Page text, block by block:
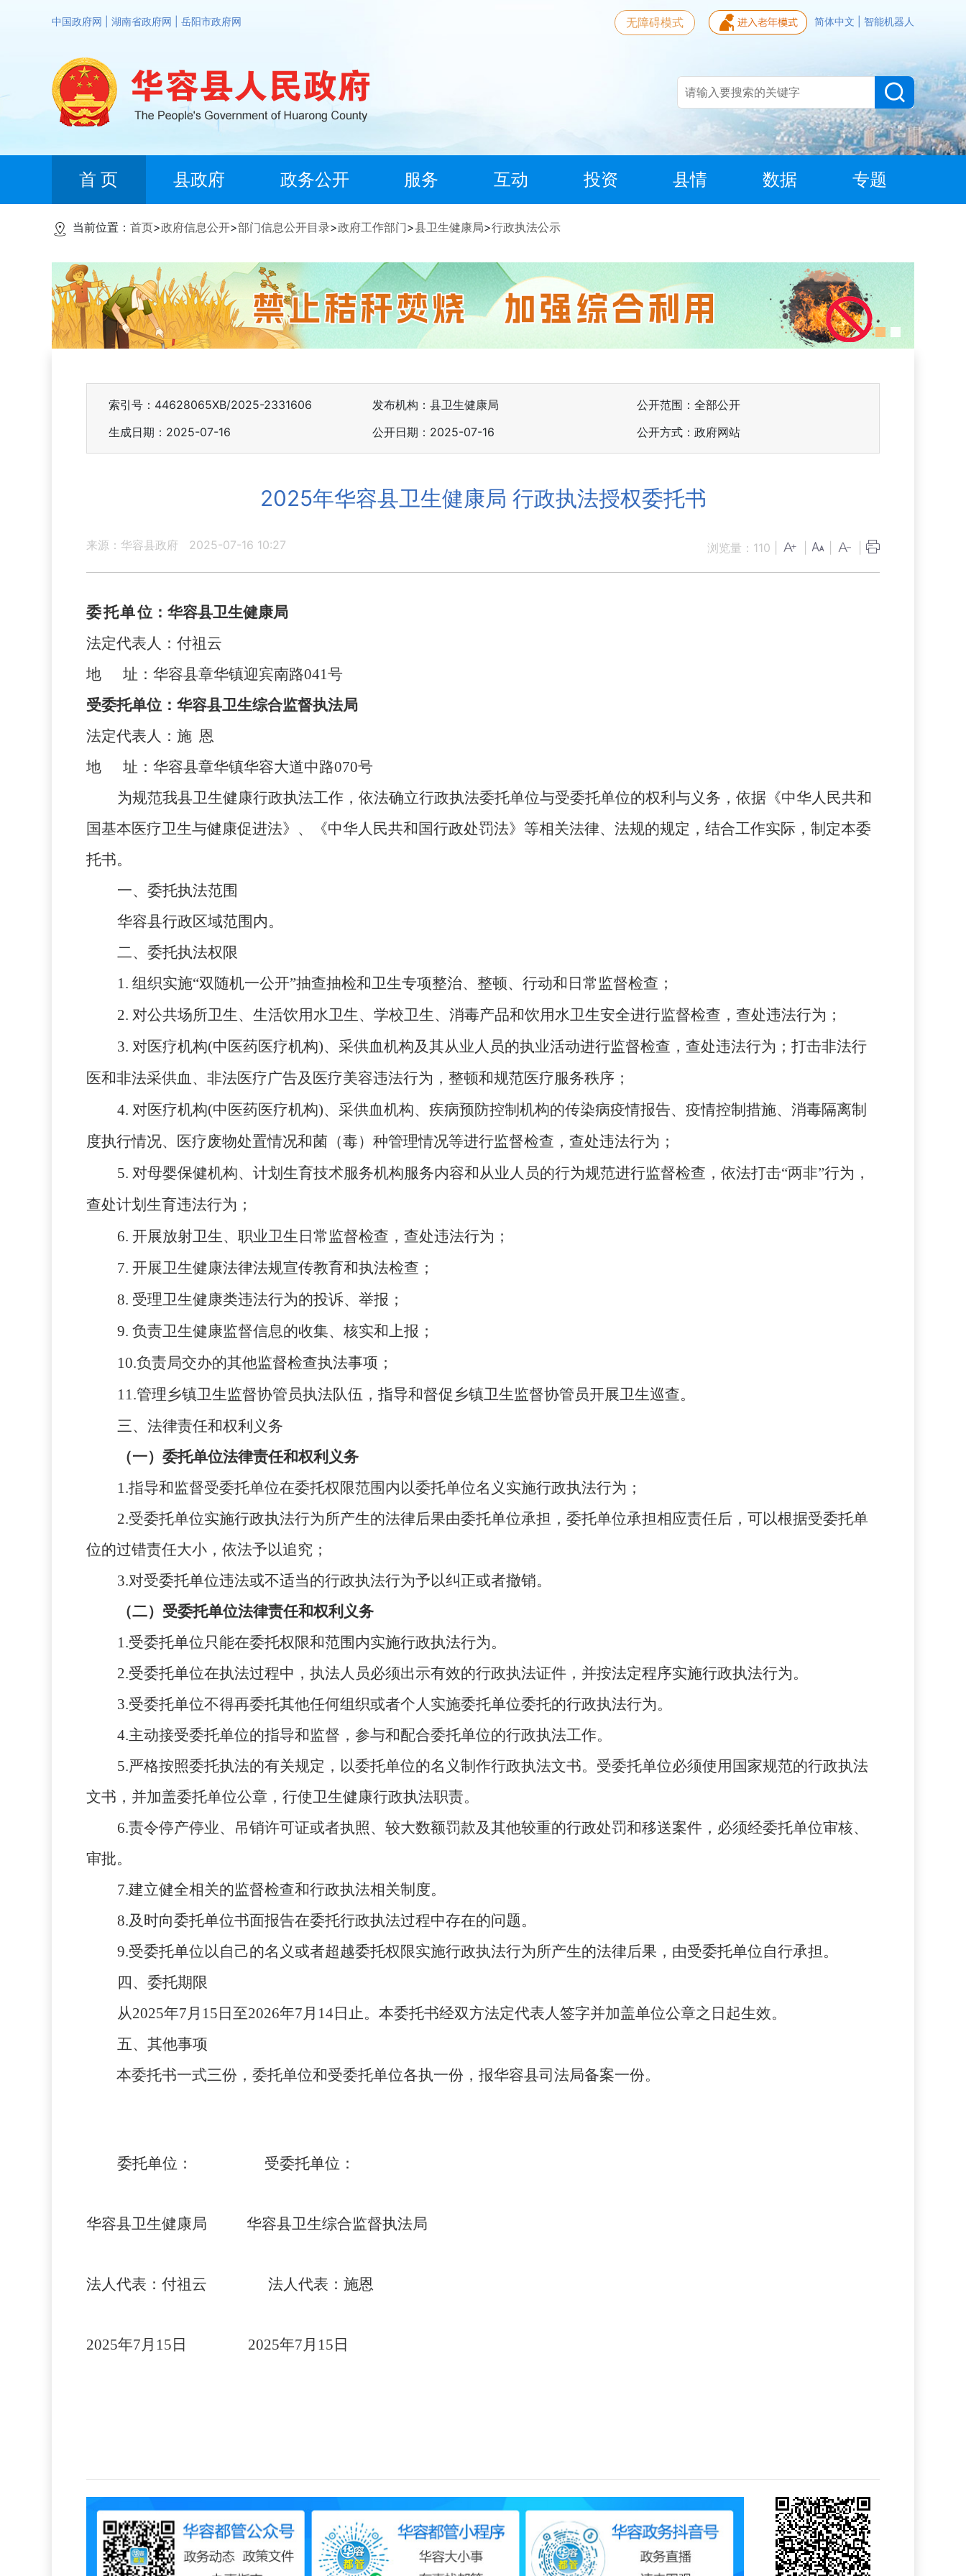
中国政府网 湖南省政府网 岳阳市政府网 简体中文 智能机器人
无障碍模式
首 页 县政府 政务公开 服务 互动 投资 县情 数据 专题
当前位置： 首页>政府信息公开>部门信息公开目录>政府工作部门>县卫生健康局>行政执法公示
索引号：44628065XB/2025-2331606 发布机构：县卫生健康局
公开范围：全部公开
生成日期：2025-07-16
公开日期：2025-07-16 公开方式：政府网站
2025年华容县卫生健康局 行政执法授权委托书
来源：华容县政府 2025-07-16 10:27 浏览量： 110
委托单位： 华容县卫生健康局
法定代表人： 付祖云
地
址： 华容县章华镇迎宾南路041号
受委托单位： 华容县卫生综合监督执法局
法定代表人： 施 恩
地
址： 华容县章华镇华容大道中路070号
为规范我县卫生健康行政执法工作，依法确立行政执法委托单位与受委托单位的权利与义务，依据《中华人民共和
国基本医疗卫生与健康促进法》、《中华人民共和国行政处罚法》等相关法律、法规的规定，结合工作实际，制定本委
托书。
一、委托执法范围
华容县行政区域范围内。
二、委托执法权限
1. 组织实施“双随机一公开”抽查抽检和卫生专项整治、整顿、行动和日常监督检查；
2. 对公共场所卫生、生活饮用水卫生、学校卫生、 消毒产品和饮用水卫生安全进行监督检查 ，查处违法行为 ；
3. 对医疗机构(中医药医疗机构)、采供血机构及其从业人员的执业活动进行监督检查，查处违法行为；打击非法行
医和非法采供血 、非法医疗广告及医疗美容违法行为， 整顿和规范医疗服务秩序；
4. 对医疗机构(中医药医疗机构)、采供血机构、疾病预防控制机构的传染病疫情报告、疫情控制措施、消毒隔离制
度执行情况、医疗废物处置情况和菌（毒）种管理情况等进行监督检查，查处违法行为；
5. 对母婴保健机构、计划生育技术服务机构服务内容和从业人员的行为规范进行监督检查 ，依法打击“两非”行为，
查处计划生育违法行为 ；
6. 开展放射卫生、职业卫生日常监督检查，查处违法行为 ；
7. 开展卫生健康法律法规宣传教育和执法检查；
8. 受理卫生健康类违法行为的投诉、举报 ；
9. 负责卫生健康监督信息的收集、核实和上报；
10.负责局交办的其他监督检查执法事项；
11.管理乡镇卫生监督协管员执法队伍，指导和督促乡镇卫生监督协管员开展卫生巡查。
三、法律责任和权利义务
（一）委托单位法律责任和权利义务
1.指导和监督受委托单位在委托权限范围内以委托单位名义实施行政执法行为 ；
2.受委托单位实施行政执法行为所产生的法律后果由委托单位承担，委托单位承担相应责任后，可以根据受委托单
位的过错责任大小，依法予以追究 ；
3.对受委托单位违法或不适当的行政执法行为予以纠正或者撤销。
（二）受委托单位法律责任和权利义务
1.受委托单位只能在委托权限和范围内实施行政执法行为。
2.受委托单位在执法过程中，执法人员必须出示有效的行政执法证件，并按法定程序实施行政执法行为。
3.受委托单位不得再委托其他任何组织或者个人实施委托单位委托的行政执法行为。
4.主动接受委托单位的指导和监督，参与和配合委托单位的行政执法工作。
5.严格按照委托执法的有关规定，以委托单位的名义制作行政执法文书。受委托单位必须使用国家规范的行政执法
文书，并加盖委托单位公章，行使卫生健康行政执法职责。
6.责令停产停业、吊销许可证或者执照、较大数额罚款及其他较重的行政处罚和移送案件，必须经委托单位审核、
审批。
7.建立健全相关的监督检查和行政执法相关制度。
8.及时向委托单位书面报告在委托行政执法过程中存在的问题。
9.受委托单位以自己的名义或者超越委托权限实施行政执法行为所产生的法律后果，由受委托单位自行承担。
四、委托期限
从2025年7 月 15 日至2026年7 月 14日止。本委托书经双方法定代表人签字并加盖单位公章之日起生效。
五、其他事项
本委托书一式三份，委托单位和受委托单位各执一份，报华容县司法局备案一份。
委托单位： 受委托单位：
华容县卫生健康局 华容县卫生综合监督执法局
法人代表： 付祖云 法人代表： 施恩
2025年7月 15 日 2025年7月 15 日